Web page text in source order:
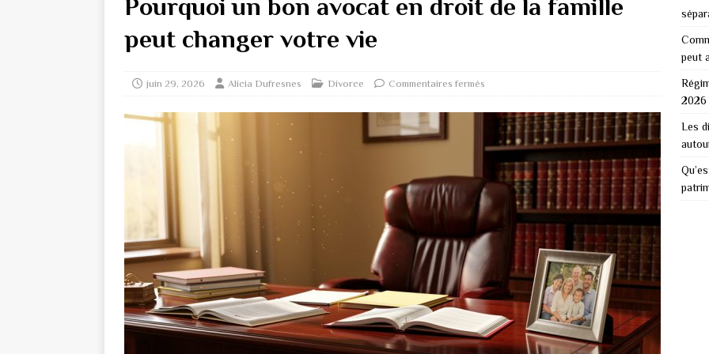
Pourquoi un bon avocat en droit de la famille
peut changer votre vie
juin 29, 2026 Alicia Dufresnes Divorce Commentaires fermés
peut
2026
Les